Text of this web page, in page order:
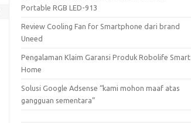
Portable RGB LED-913
Review Cooling Fan for Smartphone dari brand
Uneed
Pengalaman Klaim Garansi Produk Robolife Smart
Home
Solusi Google Adsense “kami mohon maaf atas
gangguan sementara”